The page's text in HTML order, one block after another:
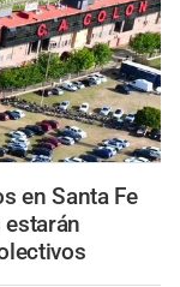
en Santa Fe